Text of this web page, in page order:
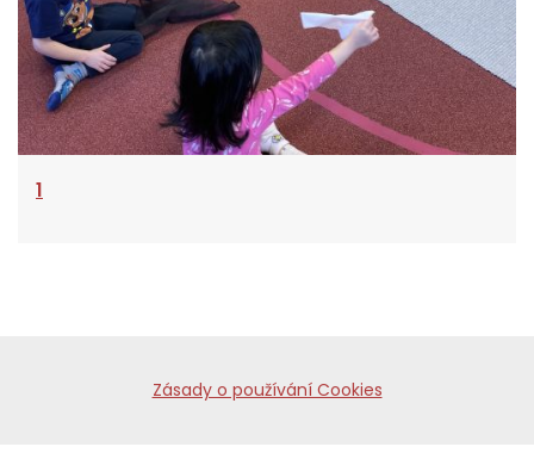
1
Zásady o používání Cookies